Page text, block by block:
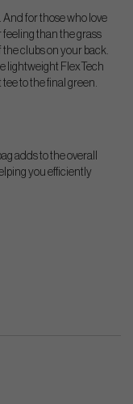
And for those who love
feeling than the grass
clubs on your back.
lightweight FlexTech
to the final green.
adds to the overall
you efficiently